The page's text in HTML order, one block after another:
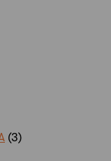
(3)